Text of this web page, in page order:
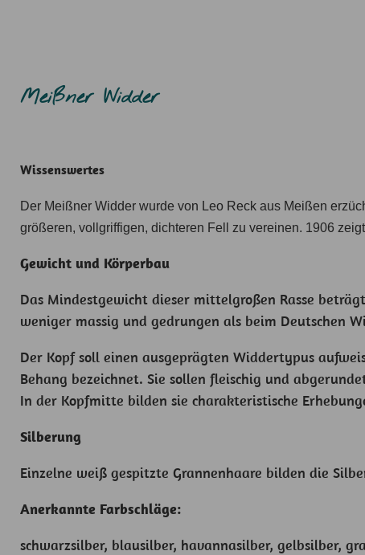
Meißner Widder
Wissenswertes
Der Meißner Widder wurde von Leo Reck aus Meißen
größeren, vollgriffigen, dichteren Fell zu vereinen. 1906
Gewicht und Körperbau
Das Mindestgewicht dieser mittelgroßen Rasse
weniger massig und gedrungen als beim Deutschen
Der Kopf soll einen ausgeprägten Widdertypus
Behang bezeichnet. Sie sollen fleischig und
In der Kopfmitte bilden sie charakteristische
Silberung
Einzelne weiß gespitzte Grannenhaare bilden die
Anerkannte Farbschläge:
schwarzsilber, blausilber, havannasilber, gelbsilber,